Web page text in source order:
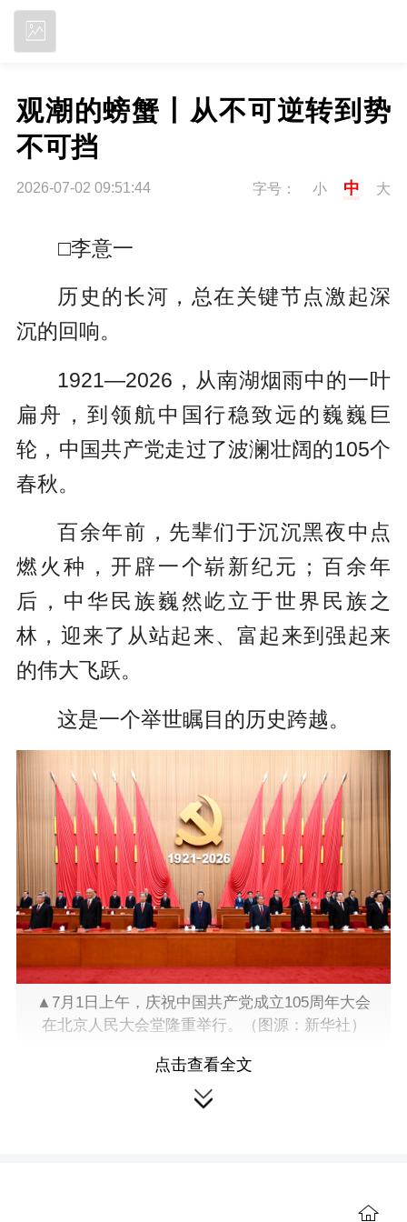
观潮的螃蟹丨从不可逆转到势
不可挡
2026-07-02 09:51:44 字号： 小 中 大
□李意一
历史的长河，总在关键节点激起深
沉的回响。
1921—2026，从南湖烟雨中的一叶
扁舟，到领航中国行稳致远的巍巍巨
轮，中国共产党走过了波澜壮阔的105个
春秋。
百余年前，先辈们于沉沉黑夜中点
燃火种，开辟一个崭新纪元；百余年
后，中华民族巍然屹立于世界民族之
林，迎来了从站起来、富起来到强起来
的伟大飞跃。
这是一个举世瞩目的历史跨越。
▲7月1日上午，庆祝中国共产党成立105周年大会
在北京人民大会堂隆重举行。（图源：新华社）
五年前，在庆祝中国共产党成立100
点击查看全文
